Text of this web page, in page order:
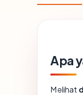
Apa
Melihat